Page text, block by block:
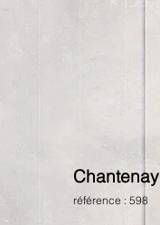
Chantenay
référence : 598